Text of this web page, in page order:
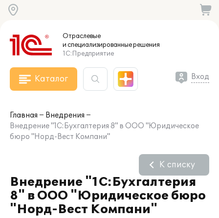
Отраслевые
и специализированныерешения
1С:Предприятие
Каталог Вход
Главная
Внедрения
Внедрение "1С:Бухгалтерия 8" в ООО "Юридическое
бюро "Норд-Вест Компани"
Внедрение "1С:Бухгалтерия
8" в ООО "Юридическое бюро
"Норд-Вест Компани"
К списку